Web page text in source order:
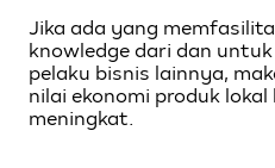
Jika ada yang
knowledge dari dan
pelaku bisnis lainnya,
nilai ekonomi produk
meningkat.